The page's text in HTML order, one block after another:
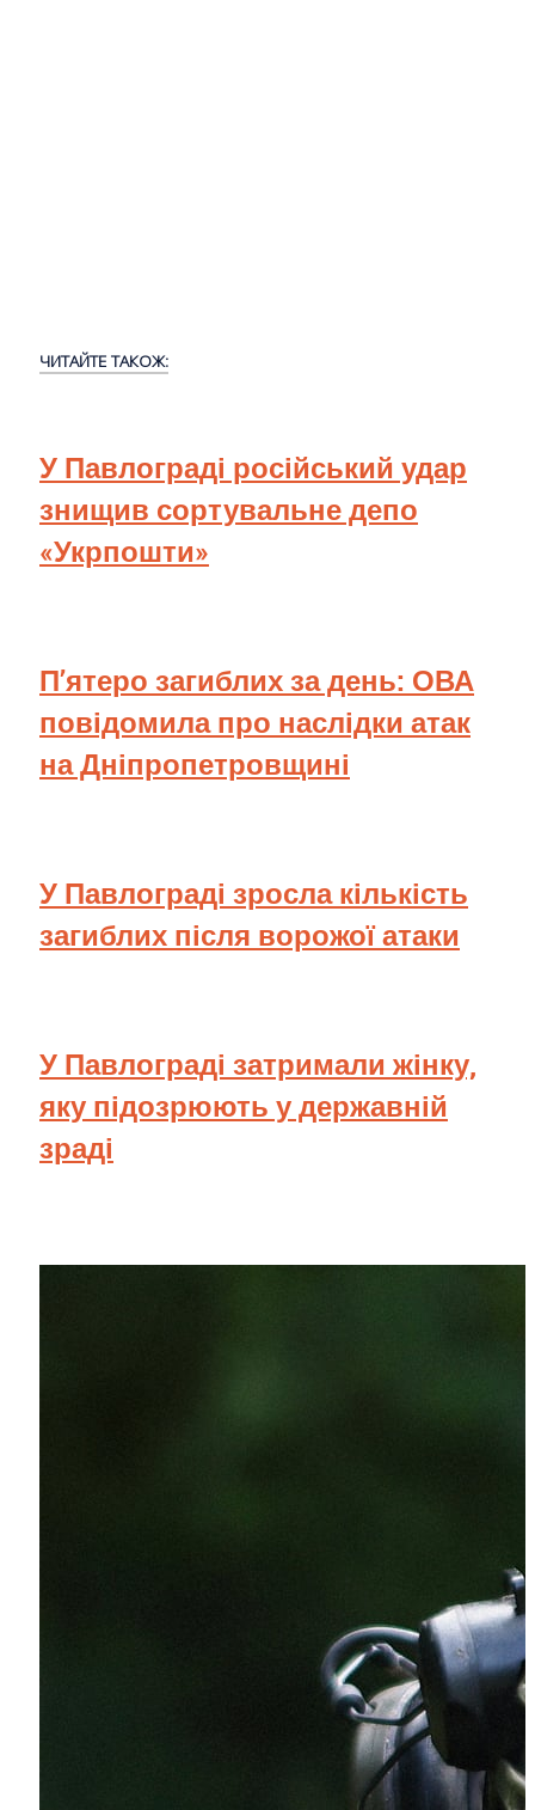
ЧИТАЙТЕ ТАКОЖ:
У Павлограді російський удар
знищив сортувальне депо
«Укрпошти»
П’ятеро загиблих за день: ОВА
повідомила про наслідки атак
на Дніпропетровщині
У Павлограді зросла кількість
загиблих після ворожої атаки
У Павлограді затримали жінку,
яку підозрюють у державній
зраді